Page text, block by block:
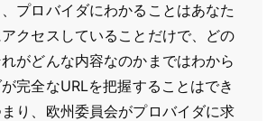
プロバイダにわかることはあなた
クセスしていることだけで、どの
がどんな内容なのかまではわから
完全なURLを把握することはでき
り、欧州委員会がプロバイダに求